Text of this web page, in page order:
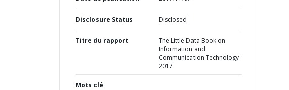
Disclosure Status Disclosed
Titre du rapport
The Little Data Book on
Information and
Communication Technology
2017
Mots clé